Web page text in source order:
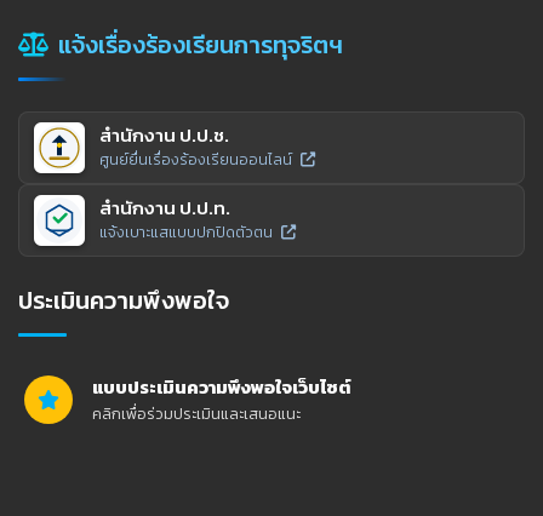
แจ้งเรื่องร้องเรียนการทุจริตฯ
สำนักงาน ป.ป.ช.
ศูนย์ยื่นเรื่องร้องเรียนออนไลน์
สำนักงาน ป.ป.ท.
แจ้งเบาะแสแบบปกปิดตัวตน
ประเมินความพึงพอใจ
แบบประเมินความพึงพอใจเว็บไซต์
คลิกเพื่อร่วมประเมินและเสนอแนะ